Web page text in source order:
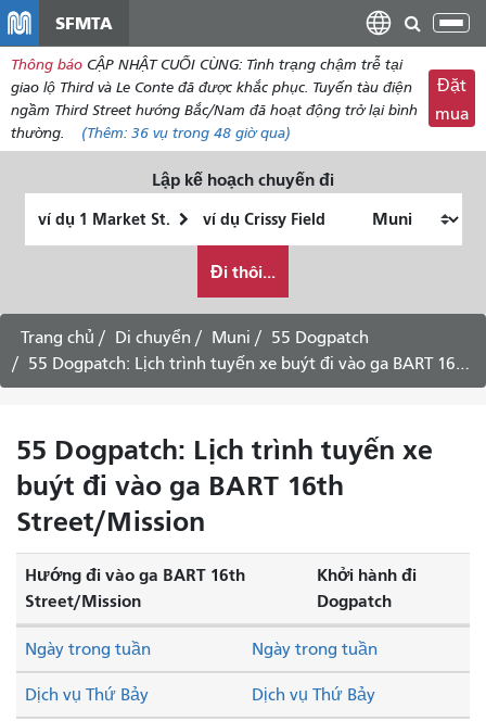
dung
SFMTA
Thông báo CẬP NHẬT CUỐI CÙNG: Tình trạng chậm trễ tại
giao lộ Third và Le Conte đã được khắc phục. Tuyến tàu điện
ngầm Third Street hướng Bắc/Nam đã hoạt động trở lại bình
thường.
(Thêm: 36 vụ trong 48 giờ qua)
Đặt
mua
Lập kế hoạch chuyến đi
thúc
muốn
đi
du
lịch
như
nào
Đi thôi...
Trang chủ Di chuyển Muni
55 Dogpatch
55 Dogpatch: Lịch trình tuyến xe buýt đi vào ga BART 16th Street/Mission
55 Dogpatch: Lịch trình tuyến xe
buýt đi vào ga BART 16th
Street/Mission
Hướng đi vào ga BART 16th
Street/Mission
Khởi hành đi
Dogpatch
Dịch vụ Thứ Bảy Dịch vụ Thứ Bảy
Ngày trong tuần Ngày trong tuần